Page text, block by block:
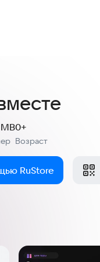
Возраст
0+
RuStore